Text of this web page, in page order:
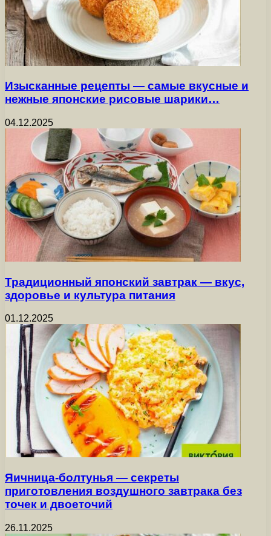
Изысканные рецепты — самые вкусные и
нежные японские рисовые шарики…
04.12.2025
Традиционный японский завтрак — вкус,
здоровье и культура питания
01.12.2025
Яичница-болтунья — секреты
приготовления воздушного завтрака без
точек и двоеточий
26.11.2025